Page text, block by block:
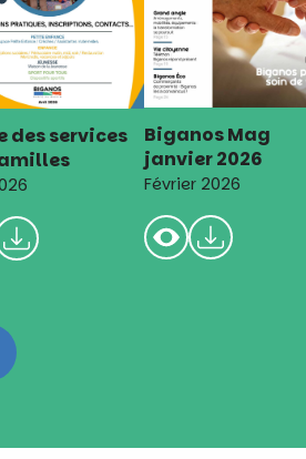
des services
Biganos Mag
janvier 2026
Février 2026